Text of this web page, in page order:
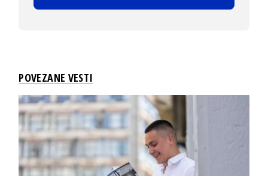
POVEZANE VESTI